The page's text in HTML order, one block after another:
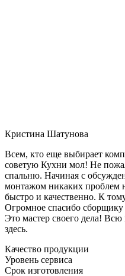
Кристина Шатунова
Всем, кто еще выбирает
советую Кухни мол! Не
спальню. Начиная с
монтажом никаких проблем
быстро и качественно. К
Огромное спасибо сборщику
Это мастер своего дела! Всю
здесь.
Качество продукции
Уровень сервиса
Срок изготовления